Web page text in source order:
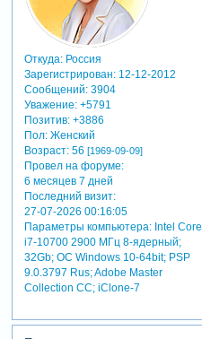
Откуда:Россия
Зарегистрирован: 12-12-2012
Сообщений:3904
Уважение: +5791
Позитив: +3886
Пол:Женский
Возраст:56 [1969-09-09]
Провел на форуме:
6 месяцев 7 дней
Последний визит:
27-07-2026 00:16:05
Параметры компьютера:Intel Core
i7-10700 2900 МГц 8-ядерный;
32Gb; ОС Windows 10-64bit; PSP
9.0.3797 Rus; Adobe Master
Collection СС; iClone-7